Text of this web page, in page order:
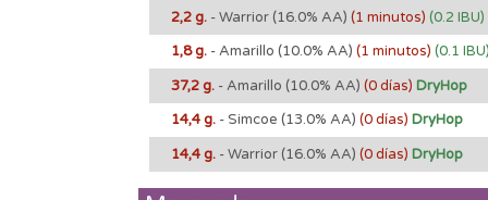
2,2 g. - Warrior (16.0% AA) (1 minutos) (0.2 IBU)
1,8 g. - Amarillo (10.0% AA) (1 minutos) (0.1
37,2 g. - Amarillo (10.0% AA) (0 días) DryHop
14,4 g. - Simcoe (13.0% AA) (0 días) DryHop
14,4 g. - Warrior (16.0% AA) (0 días) DryHop